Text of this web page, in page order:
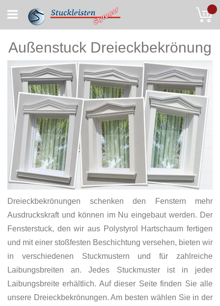
to
Content
Außenstuck Dreieckbekrönung
Dreieckbekrönungen schenken den Fenstern mehr
Ausdruckskraft und können im Nu eingebaut werden. Der
Fensterstuck, den wir aus Polystyrol Hartschaum fertigen
und mit einer stoßfesten Beschichtung versehen, bieten wir
in verschiedenen Stuckmustern und für zahlreiche
Laibungsbreiten an. Jedes Stuckmuster ist in jeder
Laibungsbreite erhältlich. Auf dieser Seite finden Sie alle
unsere Dreieckbekrönungen. Am besten wählen Sie in der